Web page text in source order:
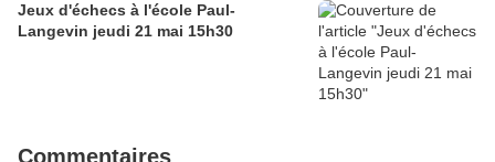
Jeux d'échecs à l'école Paul-
Langevin jeudi 21 mai 15h30
Commentaires